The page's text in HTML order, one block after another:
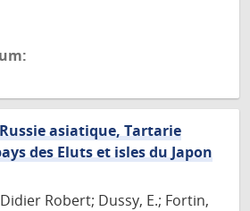
asiatique, Tartarie
des Eluts et isles du Japon
Robert; Dussy, E.; Fortin,